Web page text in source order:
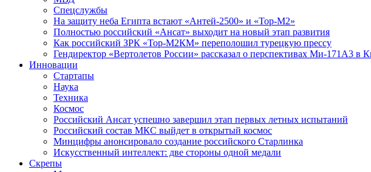
Спецслужбы
На защиту неба Египта встают «Антей-2500» и «Тор-М2»
Полностью российский «Ансат» выходит на новый этап развития
Как российский ЗРК «Тор-М2КМ» переполошил турецкую прессу
Гендиректор «Вертолетов России» рассказал о перспективах Ми-171А3 в
Инновации
Стартапы
Наука
Техника
Космос
Российский Ансат успешно завершил этап первых летных испытаний
Российский состав МКС выйдет в открытый космос
Минцифры анонсировало создание российского Старлинка
Искусственный интеллект: две стороны одной медали
Скрепы